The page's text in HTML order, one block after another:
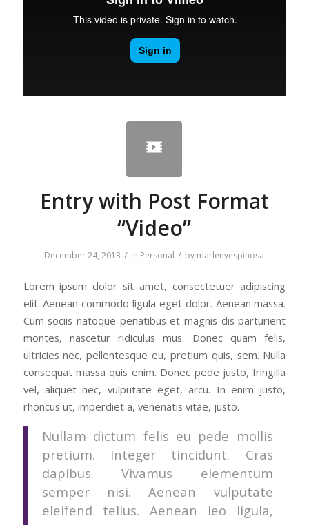
Entry with Post Format
“Video”
December 24, 2013 / in Personal / by marlenyespinosa
Lorem ipsum dolor sit amet, consectetuer adipiscing
elit. Aenean commodo ligula eget dolor. Aenean massa.
Cum sociis natoque penatibus et magnis dis parturient
montes, nascetur ridiculus mus. Donec quam felis,
ultricies nec, pellentesque eu, pretium quis, sem. Nulla
consequat massa quis enim. Donec pede justo, fringilla
vel, aliquet nec, vulputate eget, arcu. In enim justo,
rhoncus ut, imperdiet a, venenatis vitae, justo.
Nullam dictum felis eu pede mollis
pretium. Integer tincidunt. Cras
dapibus. Vivamus elementum
semper nisi. Aenean vulputate
eleifend tellus. Aenean leo ligula,